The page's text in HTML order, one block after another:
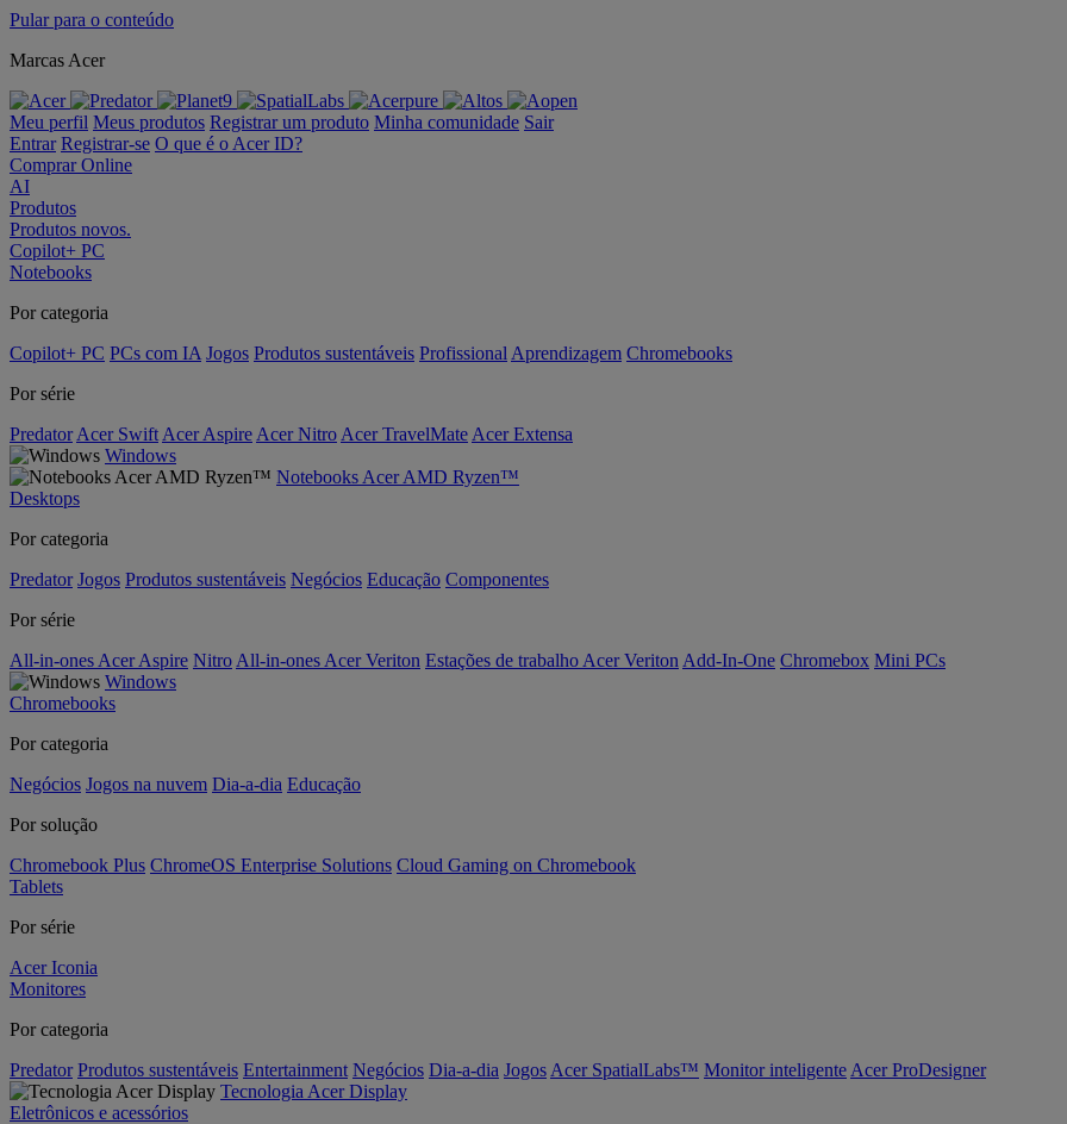
Pular para o conteúdo
Marcas Acer
Meu perfil Meus produtos Registrar um produto Minha comunidade Sair
Entrar Registrar-se O que é o Acer ID?
Comprar Online
AI
Produtos
Produtos novos.
Copilot+ PC
Notebooks
Por categoria
Copilot+ PC PCs com IA Jogos Produtos sustentáveis Profissional Aprendizagem Chromebooks
Por série
Predator Acer Swift Acer Aspire Acer Nitro Acer TravelMate Acer Extensa
Windows
Notebooks Acer AMD Ryzen™
Desktops
Por categoria
Predator Jogos Produtos sustentáveis Negócios Educação Componentes
Por série
All-in-ones Acer Aspire Nitro All-in-ones Acer Veriton Estações de trabalho Acer Veriton Add-In-One Chromebox Mini PCs
Windows
Chromebooks
Por categoria
Negócios Jogos na nuvem Dia-a-dia Educação
Por solução
Chromebook Plus ChromeOS Enterprise Solutions Cloud Gaming on Chromebook
Tablets
Por série
Acer Iconia
Monitores
Por categoria
Predator Produtos sustentáveis Entertainment Negócios Dia-a-dia Jogos Acer SpatialLabs™ Monitor inteligente Acer ProDesigner
Tecnologia Acer Display
Eletrônicos e acessórios